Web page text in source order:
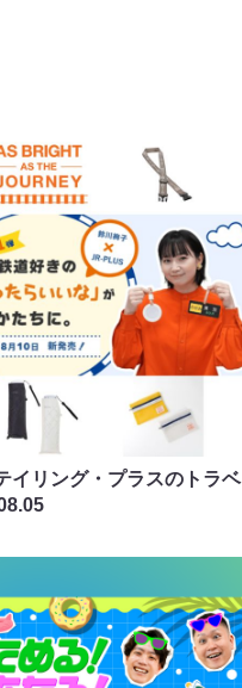
イリング・プラスのトラベ